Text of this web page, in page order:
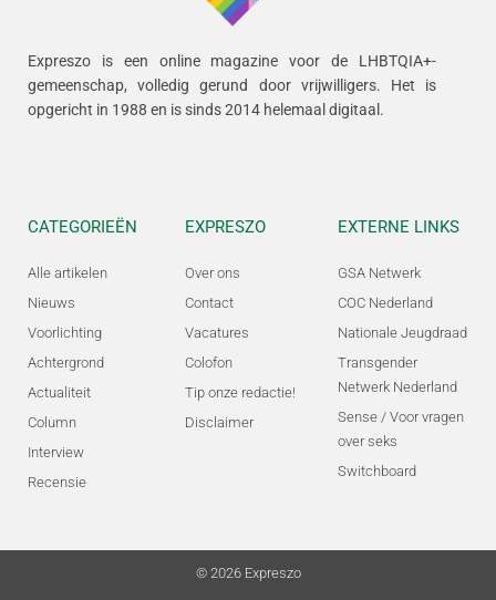
Expreszo is een online magazine voor de LHBTQIA+-
gemeenschap, volledig gerund door vrijwilligers. Het is
opgericht in 1988 en is sinds 2014 helemaal digitaal.
CATEGORIEËN
Alle artikelen
Nieuws
Voorlichting
Achtergrond
Actualiteit
Column
Interview
Recensie
EXPRESZO
Over ons
Contact
Vacatures
Colofon
Tip onze redactie!
Disclaimer
EXTERNE LINKS
GSA Netwerk
COC Nederland
Nationale Jeugdraad
Transgender
Netwerk Nederland
Sense / Voor vragen
over seks
Switchboard
© 2026 Expreszo